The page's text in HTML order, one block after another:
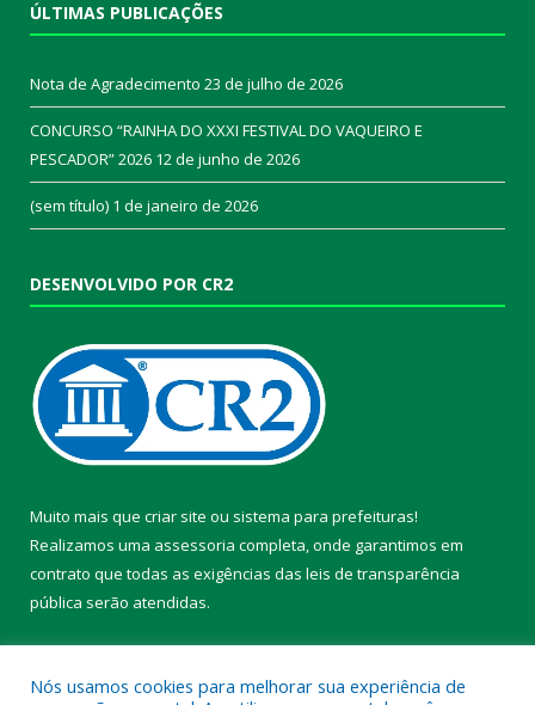
ÚLTIMAS PUBLICAÇÕES
Nota de Agradecimento 23 de julho de 2026
CONCURSO “RAINHA DO XXXI FESTIVAL DO VAQUEIRO E
PESCADOR” 2026 12 de junho de 2026
(sem título) 1 de janeiro de 2026
DESENVOLVIDO POR CR2
Muito mais que criar site ou sistema para prefeituras!
Realizamos uma assessoria completa, onde garantimos em
contrato que todas as exigências das leis de transparência
pública serão atendidas.
Nós usamos cookies para melhorar sua experiência de